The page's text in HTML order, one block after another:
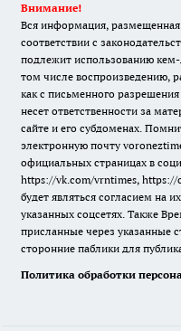
Внимание!
Вся информация, размещенная
соответствии с
подлежит использованию
том числе воспроизведению,
как с письменного
несет ответственности за
сайте и его субдоменах.
электронную почту
официальных страницах в
https://vk.com/vrntimes, https://
будет являться согласием на
указанных соцсетях. Также
присланные через указанные
сторонние паблики для
Политика обработки